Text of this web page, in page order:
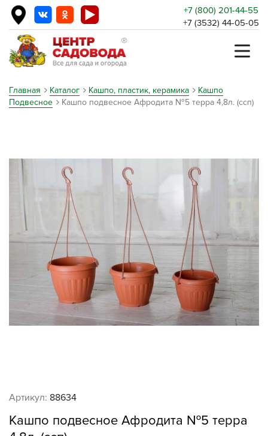
+7 (800) 201-44-55
+7 (3532) 44-05-05
Главная Каталог Кашпо, пластик, керамика
Кашпо
Подвесное
Кашпо подвесное Афродита №5 терра 4,8л. (ссп)
Артикул: 88634
Кашпо подвесное Афродита №5 терра